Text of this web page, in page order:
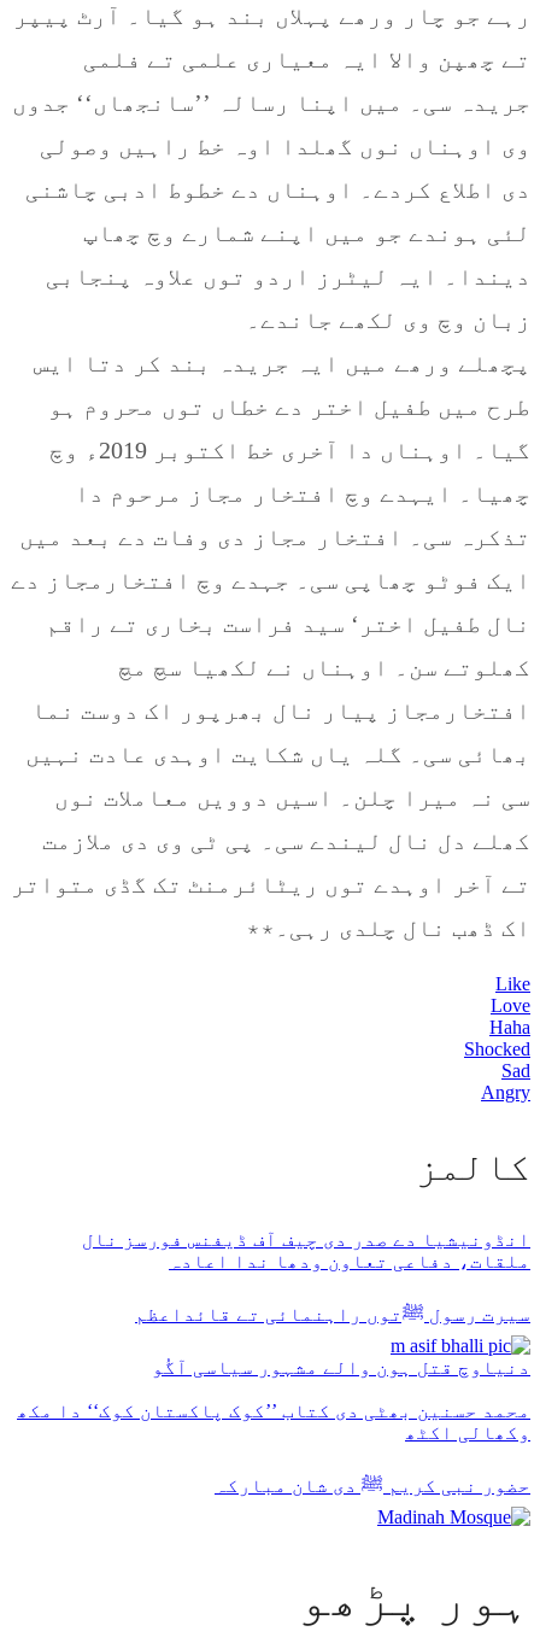
رہے جو چار ورھے پہلاں بند ہو گیا۔ آرٹ پیپر
تے چھپن والا ایہ معیاری علمی تے فلمی
جریدہ سی۔ میں اپنا رسالہ ’’سانجھاں‘‘ جدوں
وی اوہناں نوں گھلدا اوہ خط راہیں وصولی
دی اطلاع کردے۔ اوہناں دے خطوط ادبی چاشنی
لئی ہوندے جو میں اپنے شمارے وچ چھاپ
دیندا۔ ایہ لیٹرز اردو توں علاوہ پنجابی
زبان وچ وی لکھے جاندے۔
پچھلے ورھے میں ایہ جریدہ بند کر دتا ایس
طرح میں طفیل اختر دے خطاں توں محروم ہو
گیا۔ اوہناں دا آخری خط اکتوبر 2019ء وچ
چھیا۔ ایہدے وچ افتخار مجاز مرحوم دا
تذکرہ سی۔ افتخار مجاز دی وفات دے بعد میں
ایک فوٹو چھاپی سی۔ جہدے وچ افتخارمجاز دے
نال طفیل اختر‘ سید فراست بخاری تے راقم
کھلوتے سن۔ اوہناں نے لکھیا سچ مچ
افتخارمجاز پیار نال بھرپور اک دوست نما
بھائی سی۔ گلہ یاں شکایت اوہدی عادت نہیں
سی نہ میرا چلن۔ اسیں دوویں معاملات نوں
کھلے دل نال لیندے سی۔ پی ٹی وی دی ملازمت
تے آخر اوہدے توں ریٹائرمنٹ تک گڈی متواتر
اک ڈھب نال چلدی رہی۔٭٭
Like
Love
Haha
Shocked
Sad
Angry
كالمز
انڈونیشیا دے صدر دی چیف آف ڈیفنس فورسز نال
ملقات، دفاعی تعاون ودھا ندا اعادہ
سیرت رسول ﷺتوں راہنمائی تے قائداعظم
دنیاوچ قتل ہون والے مشہور سیاسی آگُو
محمد حسنین بھٹی دی کتاب ’’کوک پاکستان کوک‘‘ دا مکھ
وکھالی اکٹھ
حضور نبی کریم ﷺ دی شان مبارکہ
ہور پڑھو